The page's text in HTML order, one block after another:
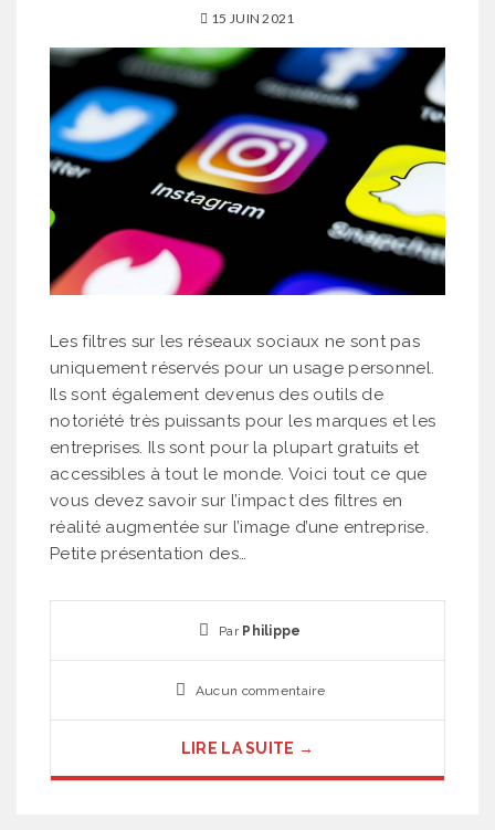
15 JUIN 2021
Les filtres sur les réseaux sociaux ne sont pas
uniquement réservés pour un usage personnel.
Ils sont également devenus des outils de
notoriété très puissants pour les marques et les
entreprises. Ils sont pour la plupart gratuits et
accessibles à tout le monde. Voici tout ce que
vous devez savoir sur l’impact des filtres en
réalité augmentée sur l’image d’une entreprise.
Petite présentation des…
Par Philippe
Aucun commentaire
LIRE LA SUITE →